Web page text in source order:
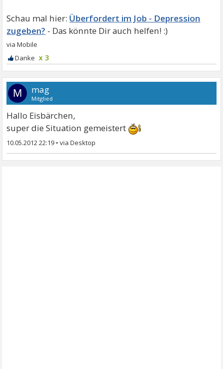
Überfordert im Job - Depression
zugeben?
x 3
M mag
Mitglied
Hallo Eisbärchen,
super die Situation gemeistert
10.05.2012 22:19 •